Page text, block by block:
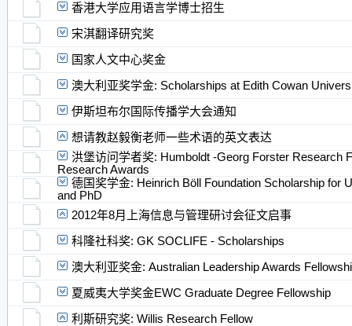
香港大学应用语言学博​士招生
宋淇翻译研究奖
国家人文中心奖金
澳大利亚奖学金: Scholarships at Edith Cowan
伊斯坦布尔国际传播学​大会通知
想请教赵毅衡老师一些术语的英文表达
洪堡访问学者奖: Humboldt -Georg Forster Research
Research Awards
德国奖学金: Heinrich Böll Foundation Scholarship for
and PhD
2012年8月上海信息与管理研讨会征文启事
科隆社科奖: GK SOCLIFE - Scholarships
澳大利亚奖金: Australian Leadership Awards
夏威夷大学奖金EWC Graduate Degree Fellowship
利斯研究奖: Willis Research Fellow